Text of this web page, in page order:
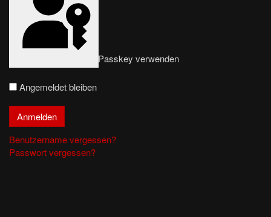
Passkey verwenden
Angemeldet bleiben
Benutzername vergessen?
Passwort vergessen?